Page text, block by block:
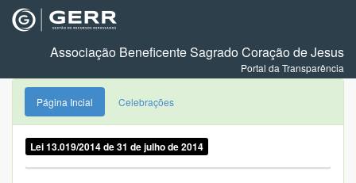
Associação Beneficente Sagrado Coração de Jesus
Portal da Transparência
Página Incial Celebrações
Lei 13.019/2014 de 31 de julho de 2014